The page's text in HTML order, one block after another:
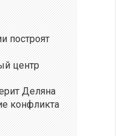
построят
центр
Деляна
конфликта